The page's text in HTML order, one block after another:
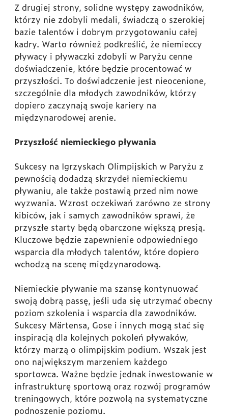
Z drugiej strony, solidne występy zawodników,
którzy nie zdobyli medali, świadczą o szerokiej
bazie talentów i dobrym przygotowaniu całej
kadry. Warto również podkreślić, że niemieccy
pływacy i pływaczki zdobyli w Paryżu cenne
doświadczenie, które będzie procentować w
przyszłości. To doświadczenie jest nieocenione,
szczególnie dla młodych zawodników, którzy
dopiero zaczynają swoje kariery na
międzynarodowej arenie.
Przyszłość niemieckiego pływania
Sukcesy na Igrzyskach Olimpijskich w Paryżu z
pewnością dodadzą skrzydeł niemieckiemu
pływaniu, ale także postawią przed nim nowe
wyzwania. Wzrost oczekiwań zarówno ze strony
kibiców, jak i samych zawodników sprawi, że
przyszłe starty będą obarczone większą presją.
Kluczowe będzie zapewnienie odpowiedniego
wsparcia dla młodych talentów, które dopiero
wchodzą na scenę międzynarodową.
Niemieckie pływanie ma szansę kontynuować
swoją dobrą passę, jeśli uda się utrzymać obecny
poziom szkolenia i wsparcia dla zawodników.
Sukcesy Märtensa, Gose i innych mogą stać się
inspiracją dla kolejnych pokoleń pływaków,
którzy marzą o olimpijskim podium. Wszak jest
ono największym marzeniem każdego
sportowca. Ważne będzie jednak inwestowanie w
infrastrukturę sportową oraz rozwój programów
treningowych, które pozwolą na systematyczne
podnoszenie poziomu.